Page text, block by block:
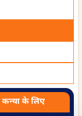
case
कन्याके लिए